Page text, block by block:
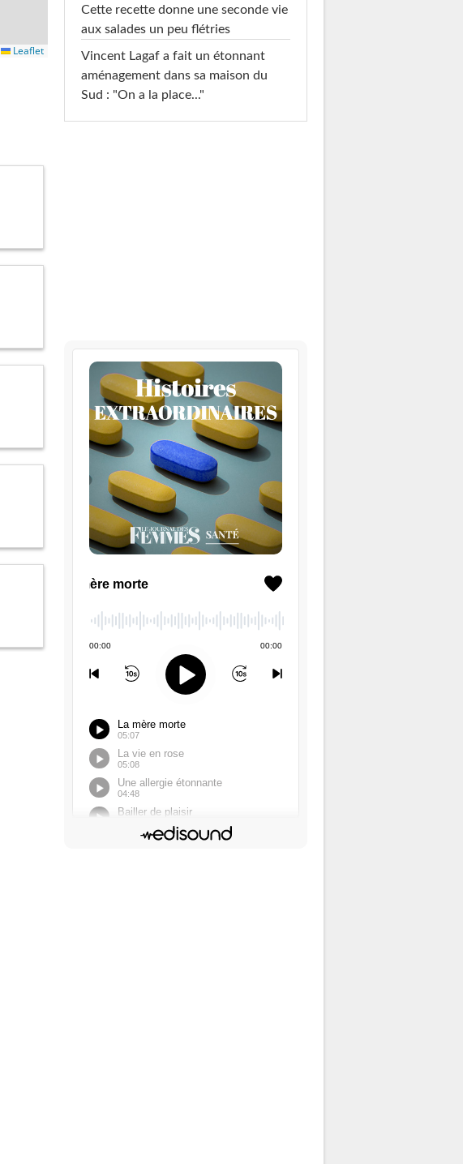
Leaflet
Cette recette donne une seconde vie
aux salades un peu flétries
Vincent Lagaf a fait un étonnant
aménagement dans sa maison du
Sud : "On a la place..."